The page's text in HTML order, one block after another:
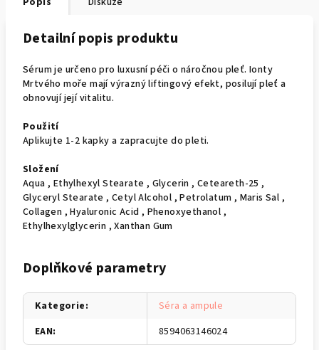
Detailní popis produktu
Sérum je určeno pro luxusní péči o náročnou pleť. Ionty
Mrtvého moře mají výrazný liftingový efekt, posilují pleť a
obnovují její vitalitu.
Použití
Aplikujte 1-2 kapky a zapracujte do pleti.
Složení
Aqua , Ethylhexyl Stearate , Glycerin , Ceteareth-25 ,
Glyceryl Stearate , Cetyl Alcohol , Petrolatum , Maris Sal ,
Collagen , Hyaluronic Acid , Phenoxyethanol ,
Ethylhexylglycerin , Xanthan Gum
Doplňkové parametry
Kategorie:
Séra a ampule
EAN: 8594063146024